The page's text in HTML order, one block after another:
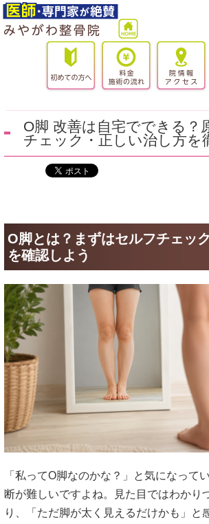
O脚 改善は自宅でできる？
チェック・正しい治し方を
O脚とは？まずはセルフチェッ
を確認しよう
「私ってO脚なのかな？」と気になって
断が難しいですよね。見た目ではわかり
り、「ただ脚が太く見えるだけかも」と